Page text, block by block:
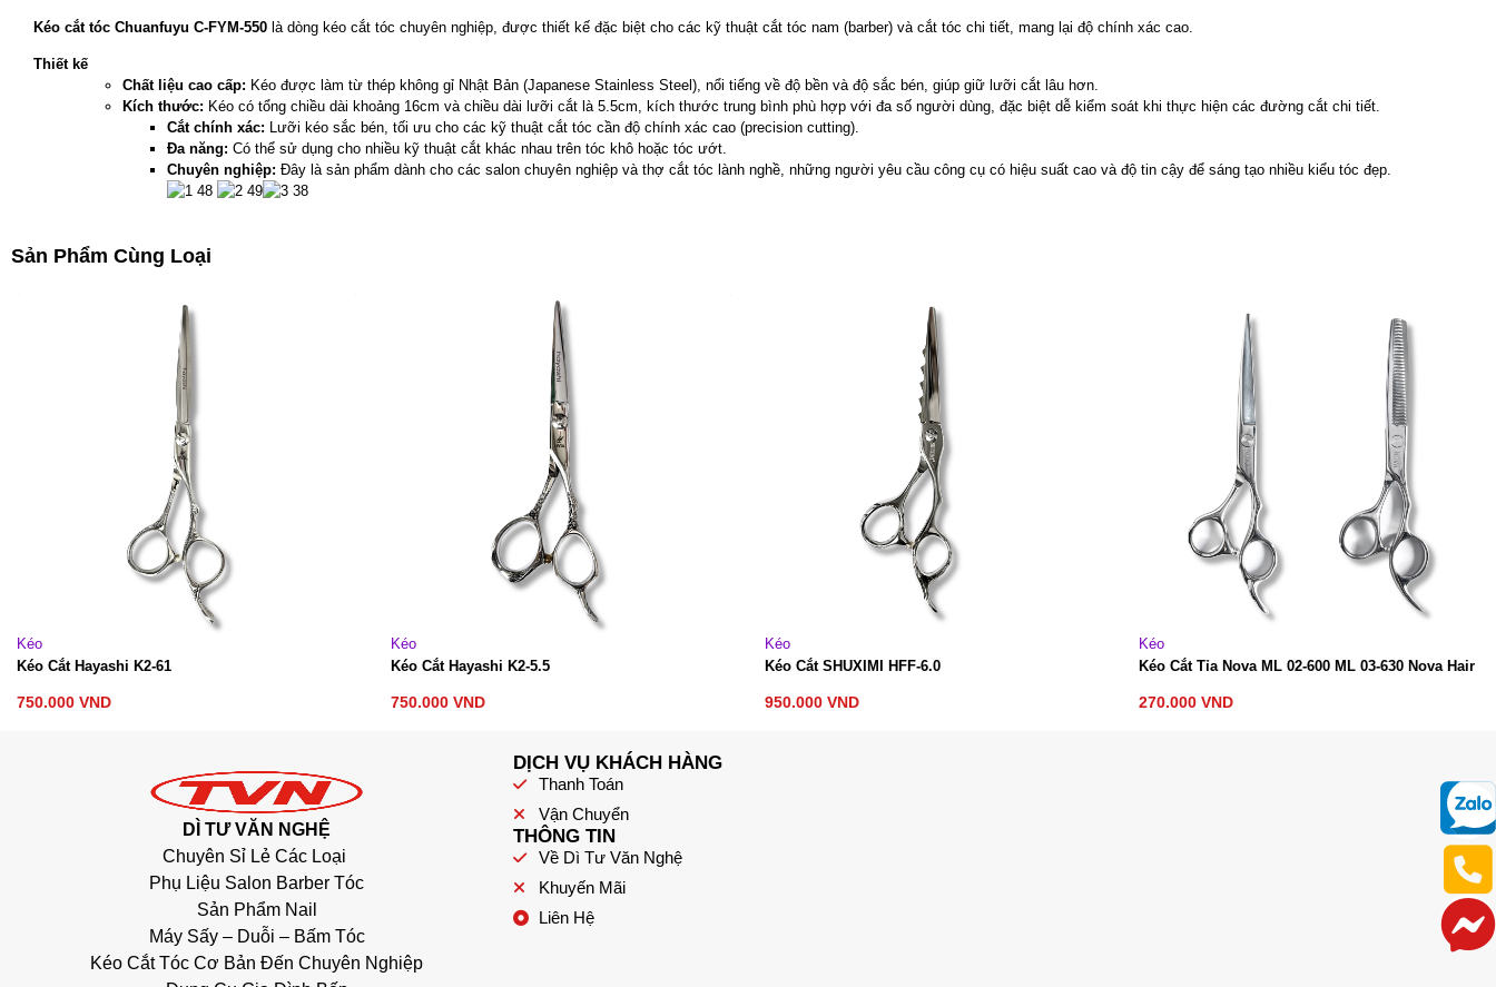
Kéo cắt tóc Chuanfuyu C-FYM-550 là dòng kéo cắt tóc chuyên nghiệp, được thiết kế đặc biệt cho các kỹ thuật cắt tóc nam (barber) và cắt tóc chi tiết, mang lại độ chính xác cao.
Thiết kế
Chất liệu cao cấp: Kéo được làm từ thép không gỉ Nhật Bản (Japanese Stainless Steel), nổi tiếng về độ bền và độ sắc bén, giúp giữ lưỡi cắt lâu hơn.
Kích thước: Kéo có tổng chiều dài khoảng 16cm và chiều dài lưỡi cắt là 5.5cm, kích thước trung bình phù hợp với đa số người dùng, đặc biệt dễ kiểm soát khi thực hiện các đường cắt chi tiết.
Cắt chính xác: Lưỡi kéo sắc bén, tối ưu cho các kỹ thuật cắt tóc cần độ chính xác cao (precision cutting).
Đa năng: Có thể sử dụng cho nhiều kỹ thuật cắt khác nhau trên tóc khô hoặc tóc ướt.
Chuyên nghiệp: Đây là sản phẩm dành cho các salon chuyên nghiệp và thợ cắt tóc lành nghề, những người yêu cầu công cụ có hiệu suất cao và độ tin cậy để sáng tạo nhiều kiểu tóc đẹp.
Sản Phẩm Cùng Loại
Kéo
Kéo Cắt Hayashi K2-61
750.000 VND
Kéo
Kéo Cắt Hayashi K2-5.5
750.000 VND
Kéo
Kéo Cắt SHUXIMI HFF-6.0
950.000 VND
Kéo
Kéo Cắt Tỉa Nova ML 02-600 ML 03-630 Nova Hair
270.000 VND
DÌ TƯ VĂN NGHỆ
Chuyên Sỉ Lẻ Các Loại
Phụ Liệu Salon Barber Tóc
Sản Phẩm Nail
Máy Sấy – Duỗi – Bấm Tóc
Kéo Cắt Tóc Cơ Bản Đến Chuyên Nghiệp
DỊCH VỤ KHÁCH HÀNG
Thanh Toán
Vận Chuyển
THÔNG TIN
Về Dì Tư Văn Nghệ
Khuyến Mãi
Liên Hệ